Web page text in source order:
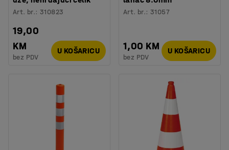
Art. br.:310823
19,00
KM
bez PDV
U KOŠARICU
Art. br.:31057
1,00 KM
bez PDV
U KOŠARICU